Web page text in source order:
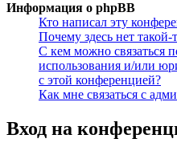
Информация о phpBB
Кто написал эту
Почему здесь нет
С кем можно связаться
использования и/или
с этой конференцией?
Как мне связаться с
Вход на